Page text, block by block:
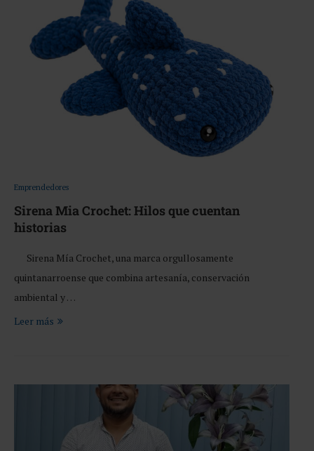
Emprendedores
Sirena Mia Crochet: Hilos que cuentan
historias
Sirena Mía Crochet, una marca orgullosamente
quintanarroense que combina artesanía, conservación
ambiental y …
Leer más